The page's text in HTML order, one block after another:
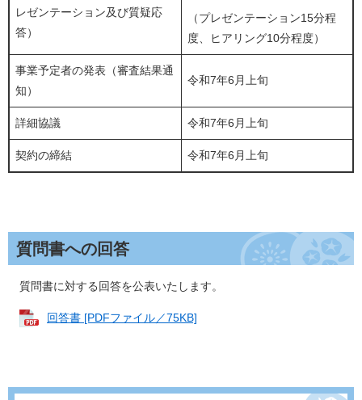
レゼンテーション及び質疑応
答）
（プレゼンテーション15分程
度、ヒアリング10分程度）
事業予定者の発表（審査結果通
知）
令和7年6月上旬
詳細協議 令和7年6月上旬
契約の締結 令和7年6月上旬
質問書への回答
質問書に対する回答を公表いたします。
回答書 [PDFファイル／75KB]